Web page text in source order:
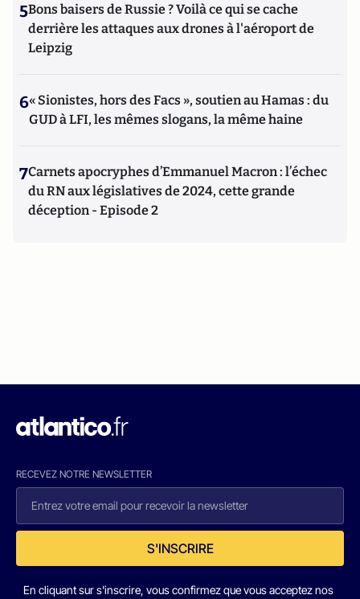
5Bons baisers de Russie ? Voilà ce qui se cache
derrière les attaques aux drones à l'aéroport de
Leipzig
6« Sionistes, hors des Facs », soutien au Hamas : du
GUD à LFI, les mêmes slogans, la même haine
7Carnets apocryphes d’Emmanuel Macron : l’échec
du RN aux législatives de 2024, cette grande
déception - Episode 2
RECEVEZ NOTRE NEWSLETTER
S'INSCRIRE
En cliquant sur s'inscrire, vous confirmez que vous acceptez nos